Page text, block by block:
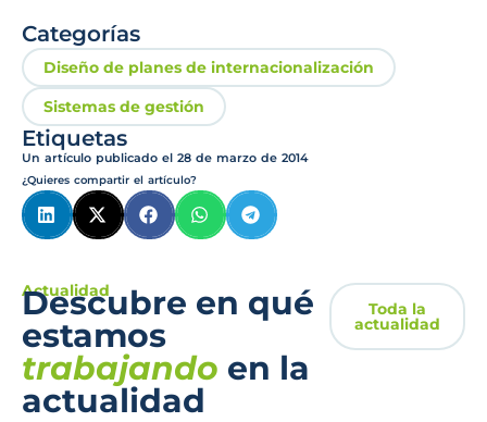
Categorías
Diseño de planes de internacionalización
Sistemas de gestión
Etiquetas
Un artículo publicado el 28 de marzo de 2014
¿Quieres compartir el artículo?
Actualidad
Descubre en qué
estamos
trabajando en la
actualidad
Toda la
actualidad